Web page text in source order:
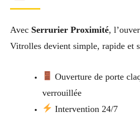
Avec Serrurier Proximité,
Vitrolles devient simple, rapide et
Ouverture de porte
verrouillée
Intervention 24/7